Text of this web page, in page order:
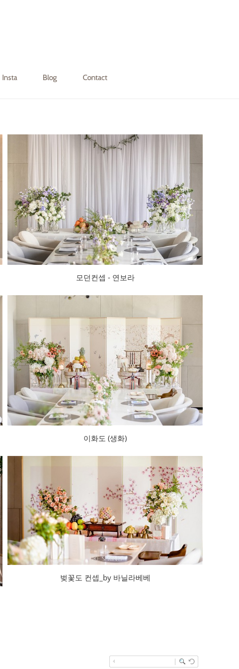
모던컨셉 - 연보라
이화도 (생화)
벚꽃도 컨셉_by 바닐라베베